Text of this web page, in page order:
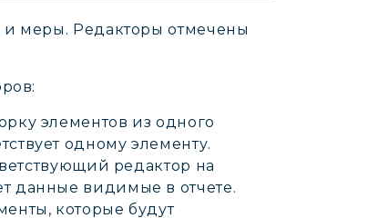
меры. Редакторы отмечены
элементов из одного
одному элементу.
редактор на
данные видимые в отчете.
которые будут